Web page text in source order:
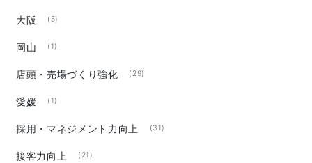
大阪 (5)
岡山 (1)
店頭・売場づくり強化 (29)
愛媛 (1)
採用・マネジメント力向上 (31)
接客力向上 (21)